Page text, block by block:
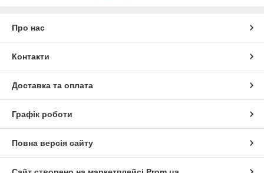
Про нас
Контакти
Доставка та оплата
Графік роботи
Повна версія сайту